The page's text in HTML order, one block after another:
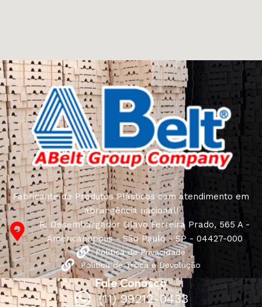
Fabricante de Produtos Plásticos com atendimento em
abrangência nacional!
R. Desembargador Olavo Ferreira Prado, 565 A -
Americanópolis - São Paulo - SP - 04427-000
Política de Privacidade
Política de Troca e Devolução
Fale Conosco
(11) 99212-0433